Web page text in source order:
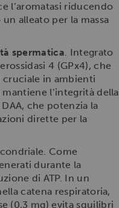
l’aromatasi riducendo
alleato per la massa
spermatica. Integrato
4 (GPx4), che
in ambienti
l’integrità della
che potenzia la
dirette per la
Come
durante la
di ATP. In un
catena respiratoria,
(0,3 mg) evita squilibri